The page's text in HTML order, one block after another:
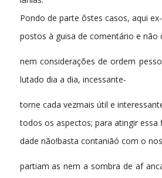
Pondo de parte ôstes casos, aqui ex-
postos à guisa de comentário e não
nem considerações de ordem
lutado dia a dia, incessante-
torne cada vezmais útil e
todos os aspectos; para atingir essa
dade não!basta contaniãó com o
partiam as nem a sombra de af